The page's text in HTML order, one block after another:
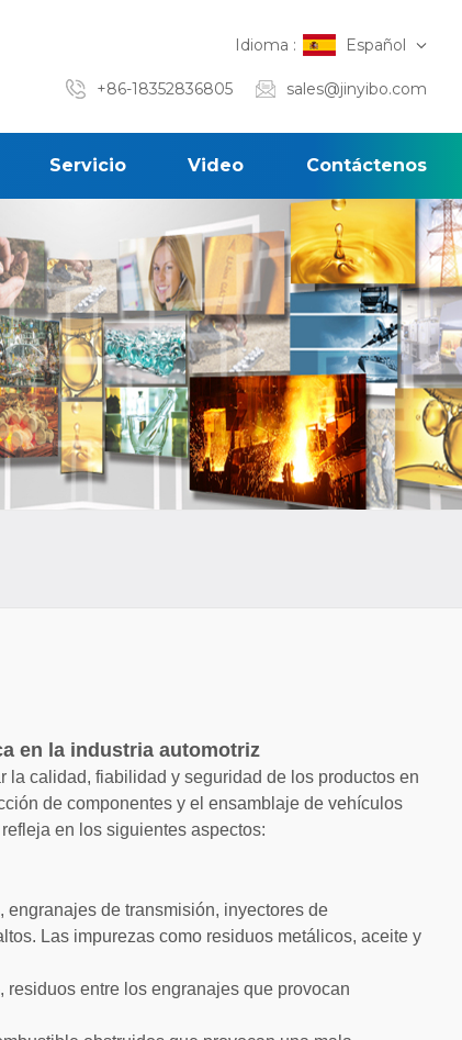
Idioma : Español
+86-18352836805 sales@jinyibo.com
Servicio Video Contáctenos
en la industria automotriz
la calidad, fiabilidad y seguridad de los productos en
de componentes y el ensamblaje de vehículos
en los siguientes aspectos:
engranajes de transmisión, inyectores de
Las impurezas como residuos metálicos, aceite y
entre los engranajes que provocan